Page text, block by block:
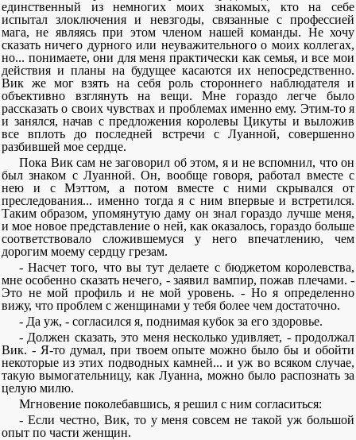
единственный из немногих моих знакомых, кто на себе
испытал злоключения и невзгоды, связанные с профессией
мага, не являясь при этом членом нашей команды. Не хочу
сказать ничего дурного или неуважительного о моих коллегах,
но... понимаете, они для меня практически как семья, и все мои
действия и планы на будущее касаются их непосредственно.
Вик же мог взять на себя роль стороннего наблюдателя и
объективно взглянуть на вещи. Мне гораздо легче было
рассказать о своих чувствах и проблемах именно ему. Этим-то я
и занялся, начав с предложения королевы Цикуты и выложив
все вплоть до последней встречи с Луанной, совершенно
разбившей мое сердце.
Пока Вик сам не заговорил об этом, я и не вспомнил, что он
был знаком с Луанной. Он, вообще говоря, работал вместе с
нею и с Мэттом, а потом вместе с ними скрывался от
преследования... именно тогда я с ним впервые и встретился.
Таким образом, упомянутую даму он знал гораздо лучше меня,
и мое новое представление о ней, как оказалось, гораздо больше
соответствовало сложившемуся у него впечатлению, чем
дорогим моему сердцу грезам.
- Насчет того, что вы тут делаете с бюджетом королевства,
мне особенно сказать нечего, - заявил вампир, пожав плечами. -
Это не мой профиль и не мой уровень. - Но я определенно
вижу, что проблем с женщинами у тебя более чем достаточно.
- Да уж, - согласился я, поднимая кубок за его здоровье.
- Должен сказать, это меня несколько удивляет, - продолжал
Вик. - Я-то думал, при твоем опыте можно было бы и обойти
некоторые из этих подводных камней... и уж во всяком случае,
такую вымогательницу, как Луанна, можно было распознать за
целую милю.
Мгновение поколебавшись, я решил с ним согласиться:
- Если честно, Вик, то у меня совсем не такой уж большой
опыт по части женщин.